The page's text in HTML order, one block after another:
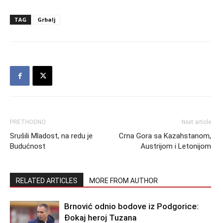
TAG Grbalj
PRETHODNO
Srušili Mladost, na redu je
Budućnost
Next article
Crna Gora sa Kazahstanom,
Austrijom i Letonijom
RELATED ARTICLES MORE FROM AUTHOR
Brnović odnio bodove iz Podgorice:
Đokaj heroj Tuzana